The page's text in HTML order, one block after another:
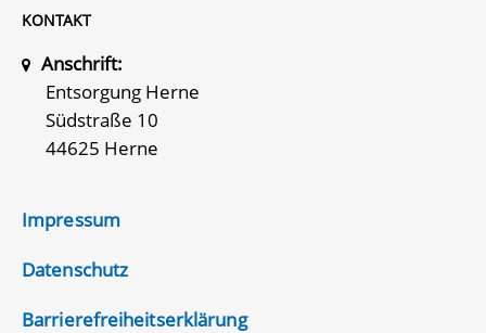
KONTAKT
Anschrift:
Entsorgung Herne
Südstraße 10
44625 Herne
Impressum
Datenschutz
Barrierefreiheitserklärung